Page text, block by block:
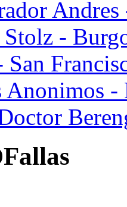
Andres
-
San
Anonimos